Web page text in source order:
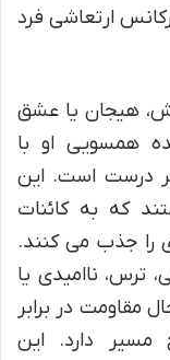
ارتعاشی فرد
هیجان یا عشق
همسویی او با
درست است. این
که به کائنات
را جذب می کنند.
ترس، ناامیدی یا
مقاومت در برابر
مسیر دارد. این